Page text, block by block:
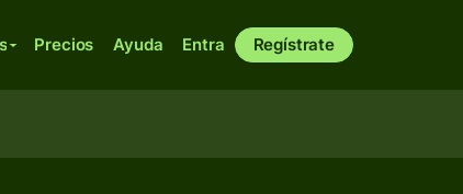
Precios Ayuda Entra Regístrate